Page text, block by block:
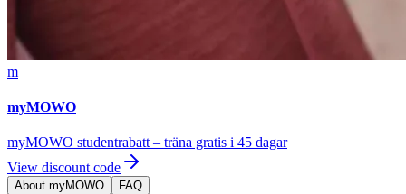
m
myMOWO
myMOWO studentrabatt – träna gratis i 45 dagar
View discount code
About myMOWO FAQ